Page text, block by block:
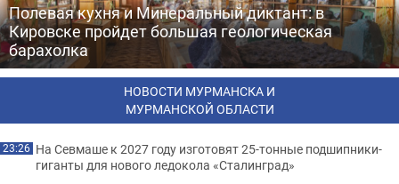
Полевая кухня и Минеральный диктант: в
Кировске пройдет большая геологическая
барахолка
НОВОСТИ МУРМАНСКА И
МУРМАНСКОЙ ОБЛАСТИ
23:26 На Севмаше к 2027 году изготовят 25-тонные подшипники-
гиганты для нового ледокола «Сталинград»